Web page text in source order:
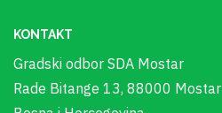
KONTAKT
Gradski odbor SDA Mostar
Rade Bitange 13, 88000 Mostar